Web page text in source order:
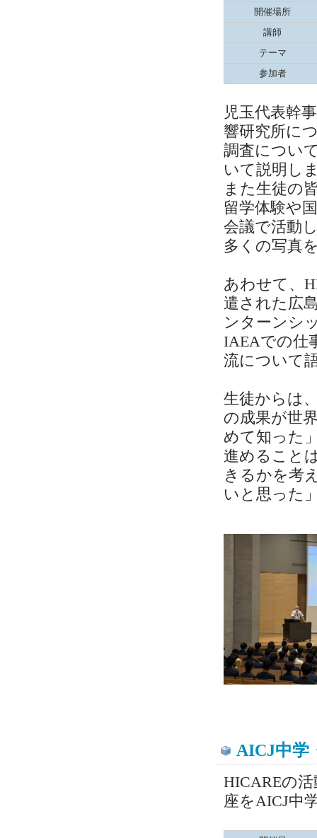
開催場所
講師
テーマ
参加者
児玉代表幹
響研究所に
調査につい
いて説明
また生徒の
留学体験や
会議で活動
多くの写真
あわせて、
遣された広
ンターンシ
IAEAでの仕
流について
生徒からは
の成果が世
めて知った
進めること
きるかを考
いと思った
AICJ中学
HICAREの
座をAICJ中